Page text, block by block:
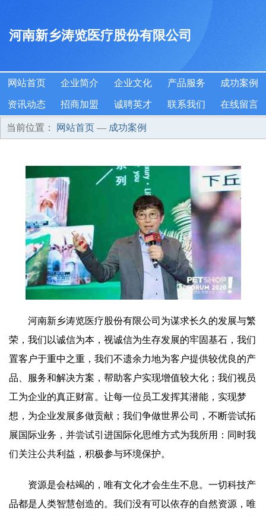
河南新乡涛览医疗股份有限公司
网站首页 企业简介 企业文化 产品服务 成功案例
资讯动态 招商加盟 诚聘英才 联系我们 在线留言
当前位置： 网站首页 — 成功案例
河南新乡涛览医疗股份有限公司为谋求长久的发展与繁
荣，我们以诚信为本，视诚信为生存发展的牢固基石，我们
置客户于重中之重，我们不遗余力地为客户提供较优良的产
品、服务和解决方案，帮助客户实现增值较大化；我们视员
工为企业的真正财富。让每一位员工发挥其潜能，实现梦
想，为企业发展多做贡献；我们争做世界公司，不断尝试拓
展国际业务，并尝试引进国际化思维方式为我所用：同时我
们关注公共利益，积极参与环境保护。
资源是会枯竭的，唯有文化才会生生不息。一切科技产
品都是人类智慧创造的。我们没有可以依存的自然资源，唯